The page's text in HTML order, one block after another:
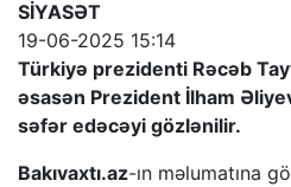
SİYASƏT
19-06-2025 15:14
Türkiyə prezidenti Rəcəb
əsasən Prezident İlham
səfər edəcəyi gözlənilir.
Bakıvaxtı.az-ın məlumatına